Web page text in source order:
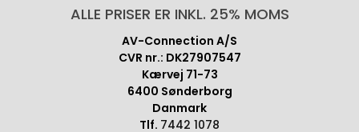
ALLE PRISER ER INKL. 25% MOMS
AV-Connection A/S
CVR nr.: DK27907547
Kærvej 71-73
6400 Sønderborg
Danmark
Tlf. 7442 1078